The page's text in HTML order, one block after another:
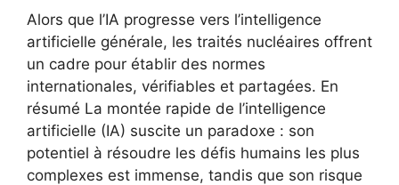
Alors que l’IA progresse vers l’intelligence
artificielle générale, les traités nucléaires offrent
un cadre pour établir des normes
internationales, vérifiables et partagées. En
résumé La montée rapide de l’intelligence
artificielle (IA) suscite un paradoxe : son
potentiel à résoudre les défis humains les plus
complexes est immense, tandis que son risque